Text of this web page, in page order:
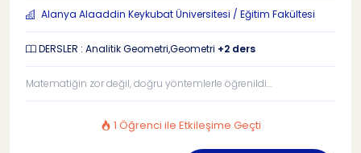
Alanya Alaaddin Keykubat Üniversitesi / Eğitim Fakültesi
DERSLER : Analitik Geometri,Geometri +2 ders
Matematiğin zor değil, doğru yöntemlerle öğrenildi...
1 Öğrenci ile Etkileşime Geçti